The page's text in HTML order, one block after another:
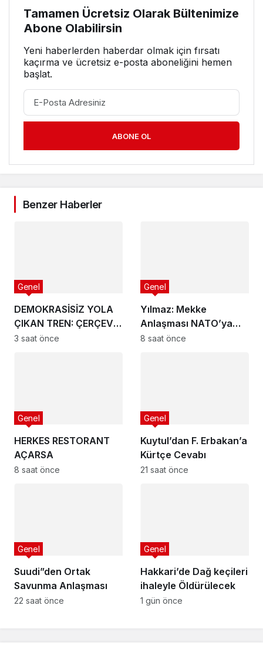
Tamamen Ücretsiz Olarak Bültenimize
Abone Olabilirsin
Yeni haberlerden haberdar olmak için fırsatı
kaçırma ve ücretsiz e-posta aboneliğini hemen
başlat.
ABONE OL
Benzer Haberler
DEMOKRASİSİZ YOLA
ÇIKAN TREN: ÇERÇEVE
YASANIN ÇIKMAZI
Genel
3 saat önce
Yılmaz: Mekke
Anlaşması NATO’ya
veya herhangi bir
Genel
8 saat önce
HERKES RESTORANT
AÇARSA
Genel
8 saat önce
Kuytul’dan F. Erbakan’a
Kürtçe Cevabı
Genel
21 saat önce
Suudi”den Ortak
Savunma Anlaşması
Genel
22 saat önce
Hakkari’de Dağ keçileri
ihaleyle Öldürülecek
Genel
1 gün önce